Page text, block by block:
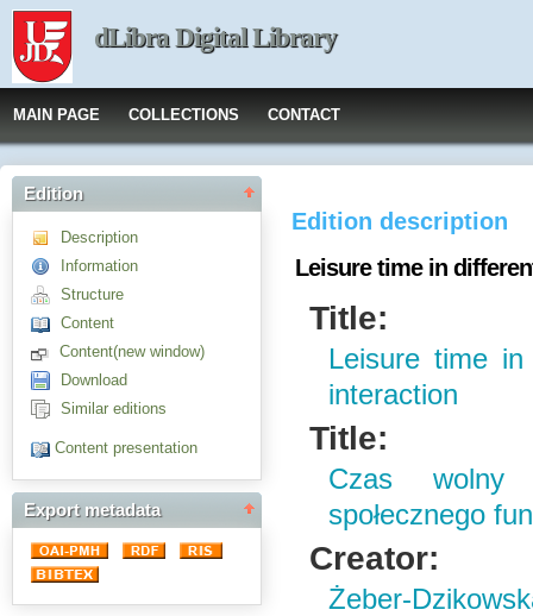
dLibra Digital Library
MAIN PAGE COLLECTIONS CONTACT
Edition
Description
Information
Structure
Content
Content(new window)
Download
Similar editions
Content presentation
Export metadata
Edition description
Leisure time in
Title:
Leisure time
interaction
Title:
Czas wolny
społecznego
Creator:
Żeber-